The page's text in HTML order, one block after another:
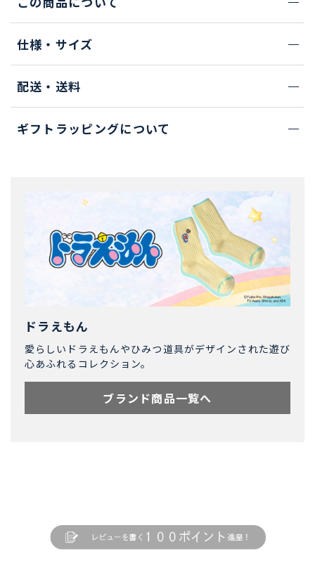
仕様・サイズ
配送・送料
ギフトラッピングについて
ドラえもん
愛らしいドラえもんやひみつ道具がデザインされた遊び
心あふれるコレクション。
ブランド商品一覧へ